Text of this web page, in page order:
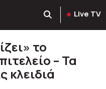
Live TV
το
– Τα
κλειδιά